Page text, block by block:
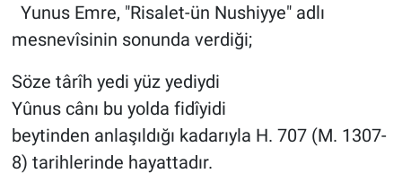
Yunus Emre, "Risalet-ün Nushiyye" adlı
mesnevîsinin sonunda verdiği;
Söze târîh yedi yüz yediydi
Yûnus cânı bu yolda fidîyidi
beytinden anlaşıldığı kadarıyla H. 707 (M. 1307-
8) tarihlerinde hayattadır.